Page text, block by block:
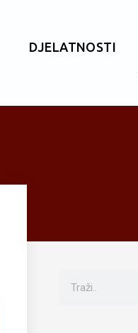
DJELATNOSTI